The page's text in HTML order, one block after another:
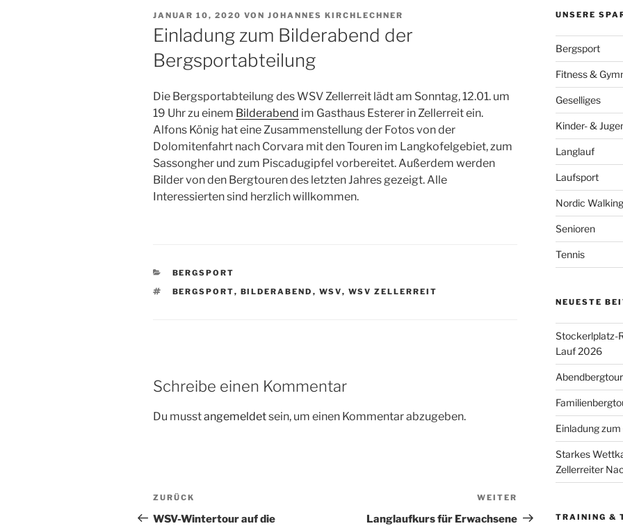
VERÖFFENTLICHT
AM
JANUAR 10, 2020 VON JOHANNES KIRCHLECHNER
Einladung zum Bilderabend der
Bergsportabteilung
Die Bergsportabteilung des WSV Zellerreit lädt am Sonntag, 12.01. um
19 Uhr zu einem Bilderabend im Gasthaus Esterer in Zellerreit ein.
Alfons König hat eine Zusammenstellung der Fotos von der
Dolomitenfahrt nach Corvara mit den Touren im Langkofelgebiet, zum
Sassongher und zum Piscadugipfel vorbereitet. Außerdem werden
Bilder von den Bergtouren des letzten Jahres gezeigt. Alle
Interessierten sind herzlich willkommen.
KATEGORIEN
BERGSPORT
SCHLAGWÖRTER
BERGSPORT, BILDERABEND , WSV, WSV ZELLERREIT
Schreibe einen Kommentar
Du musstangemeldetsein, um einen Kommentar abzugeben.
Beitragsnavigation
Vorheriger
Beitrag
ZURÜCK
WSV-Wintertour auf die
Beitrag
WEITER
Langlaufkurs für Erwachsene
UNSERE
Bergsport
Fitness &
Geselliges
Kinder- &
Langlauf
Laufsport
Nordic Walking
Senioren
Tennis
NEUESTE
Stockerlplatz-
Lauf 2026
Einladung
Starkes
Zellerreiter
TRAINING &